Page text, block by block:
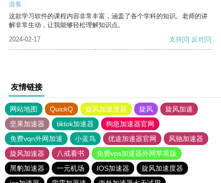
游客
这款学习软件的课程内容非常丰富，涵盖了各个学科的知识。老师的讲
解非常生动，让我能够轻松理解知识点。
2024-02-17
支持[0] 反对[0]
友情链接
网站地图 QuickQ 旋风加速度器 旋风
旋风加速
坚果加速器
tiktok加速器
狗急加速器官网
免费vqn外网加速
小蓝鸟 优途加速器官网
风驰加速器
旋风加速器
八戒看书
免费vps加速器外网苹果版
黑豹加速器
一元机场 IOS加速器
旋风加速度器